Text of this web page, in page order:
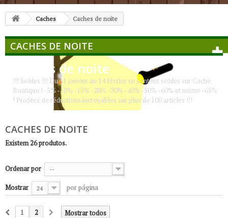
Caches Caches de noite
CACHES DE NOITE
Caches de noite
!!! Soldes !!! Du 11 janvier au 14 février ce sont les soldes sur Cache
Boutique ! -5% -10% -15% -20% -30% -40% -50% -60% et même -65%
! Profitez de réductions incroyables sur plus de 100 articles !!!
CACHES DE NOITE
Existem 26 produtos.
Ordenar por --
Mostrar 24 por página
Mostrar todos
1 2